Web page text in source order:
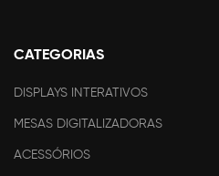
CATEGORIAS
DISPLAYS INTERATIVOS
MESAS DIGITALIZADORAS
ACESSÓRIOS